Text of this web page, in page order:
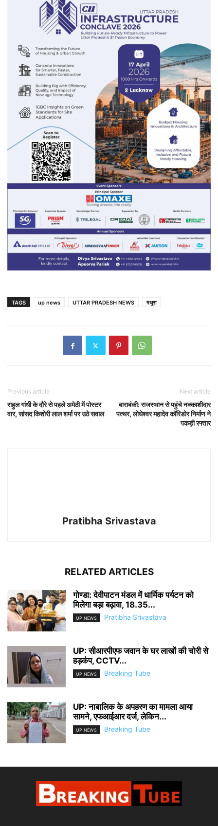
TAGS up news UTTAR PRADESH NEWS मथुरा
Previous article
राहुल गांधी के दौरे से पहले अमेठी में पोस्टर
वार, सांसद किशोरी लाल शर्मा पर उठे सवाल
Next article
बाराबंकी: राजस्थान से पहुंचे नक्काशीदार
पत्थर, लोधेश्वर महादेव कॉरिडोर निर्माण ने
पकड़ी रफ्तार
Pratibha Srivastava
RELATED ARTICLES
गोण्डा: देवीपाटन मंडल में धार्मिक पर्यटन को
मिलेगा बड़ा बढ़ावा, 18.35...
UP NEWS Pratibha Srivastava
UP: सीआरपीएफ जवान के घर लाखों की चोरी से
हड़कंप, CCTV...
UP NEWS Breaking Tube
UP: नाबालिक के अपहरण का मामला आया
सामने, एफआईआर दर्ज, लेकिन...
UP NEWS Breaking Tube